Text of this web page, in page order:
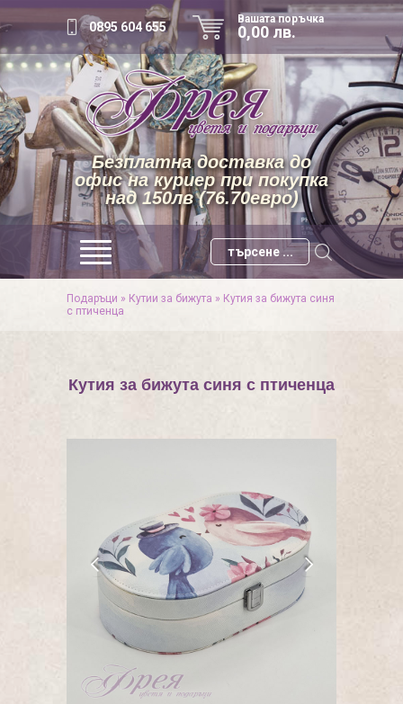
0895 604 655
Вашата поръчка
0,00 лв.
Безплатна доставка до
офис на куриер при покупка
над 150лв (76.70евро)
Подаръци » Кутии за бижута » Кутия за бижута синя
с птиченца
Кутия за бижута синя с птиченца